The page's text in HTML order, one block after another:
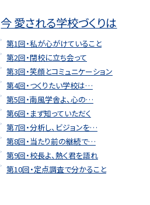
今 愛される学校づくりは
第1回・私が心がけていること
第2回・閉校に立ち会って
第3回・笑顔とコミュニケーション
第4回・つくりたい学校は…
第5回・南風学舎よ、心の…
第6回・まず知っていただく
第7回・分析し、ビジョンを…
第8回・当たり前の継続で…
第9回・校長よ、熱く君を語れ
第10回・定点調査で分かること